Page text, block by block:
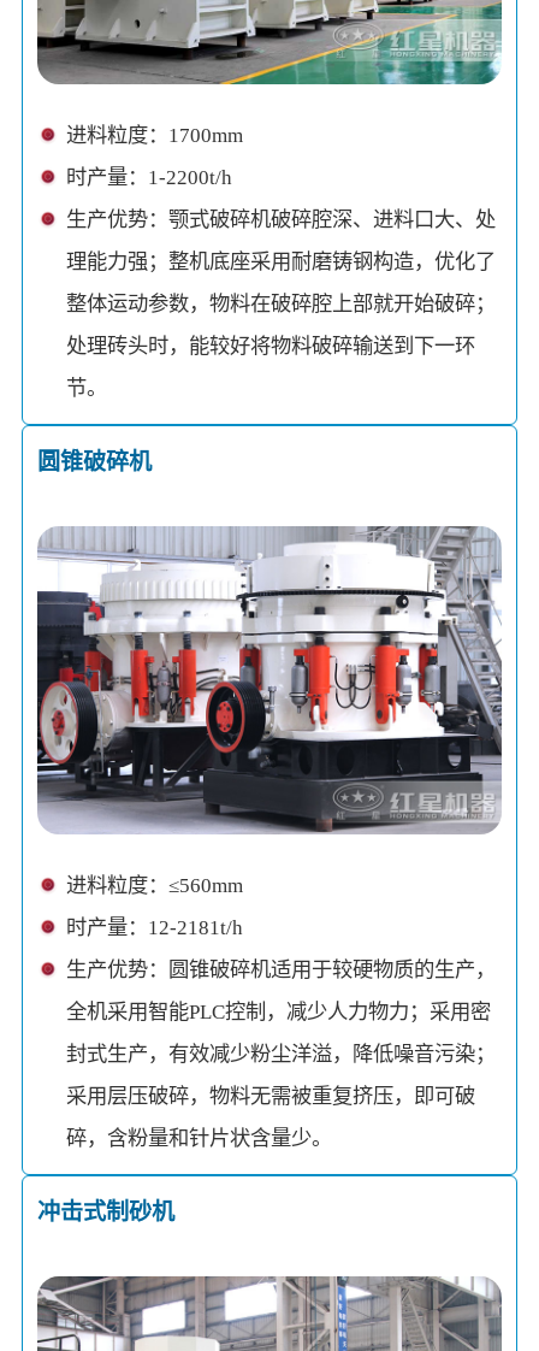
进料粒度：1700mm
时产量：1-2200t/h
生产优势：颚式破碎机破碎腔深、进料口大、处
理能力强；整机底座采用耐磨铸钢构造，优化了
整体运动参数，物料在破碎腔上部就开始破碎；
处理砖头时，能较好将物料破碎输送到下一环
节。
圆锥破碎机
进料粒度：≤560mm
时产量：12-2181t/h
生产优势：圆锥破碎机适用于较硬物质的生产，
全机采用智能PLC控制，减少人力物力；采用密
封式生产，有效减少粉尘洋溢，降低噪音污染；
采用层压破碎，物料无需被重复挤压，即可破
碎，含粉量和针片状含量少。
冲击式制砂机